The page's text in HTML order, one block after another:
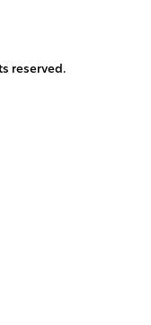
reserved.